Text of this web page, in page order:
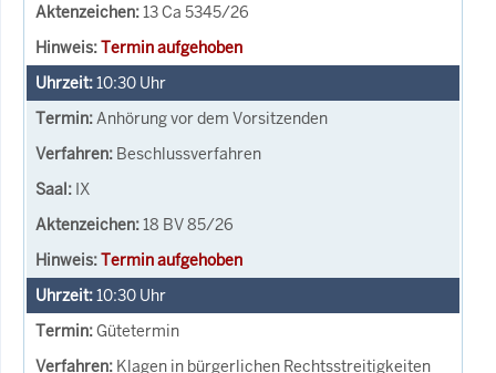
13 Ca 5345/26
Termin aufgehoben
10:30 Uhr
Anhörung vor dem Vorsitzenden
Beschlussverfahren
IX
18 BV 85/26
Termin aufgehoben
10:30 Uhr
Gütetermin
Klagen in bürgerlichen Rechtsstreitigkeiten